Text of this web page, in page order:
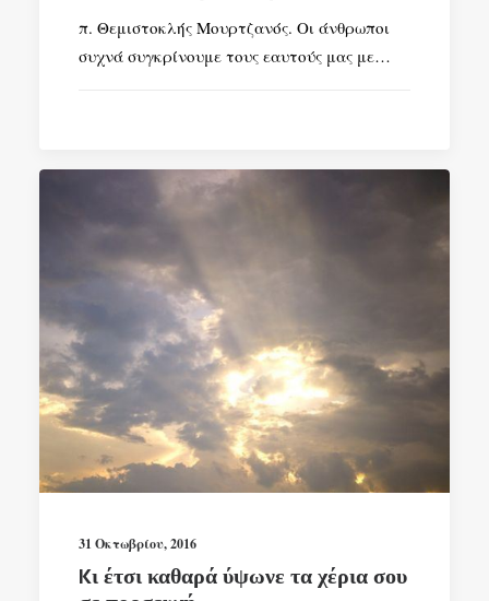
π. Θεμιστοκλής Μουρτζανός. Οι άνθρωποι
συχνά συγκρίνουμε τους εαυτούς μας με…
31 Οκτωβρίου, 2016
Kι έτσι καθαρά ύψωνε τα χέρια σου